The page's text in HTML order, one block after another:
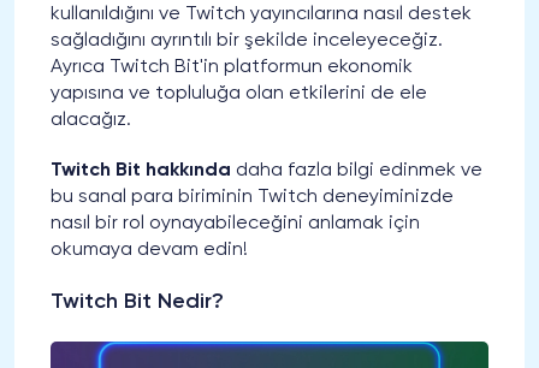
kullanıldığını ve Twitch yayıncılarına nasıl destek
sağladığını ayrıntılı bir şekilde inceleyeceğiz.
Ayrıca Twitch Bit'in platformun ekonomik
yapısına ve topluluğa olan etkilerini de ele
alacağız.
Twitch Bit hakkında daha fazla bilgi edinmek ve
bu sanal para biriminin Twitch deneyiminizde
nasıl bir rol oynayabileceğini anlamak için
okumaya devam edin!
Twitch Bit Nedir?